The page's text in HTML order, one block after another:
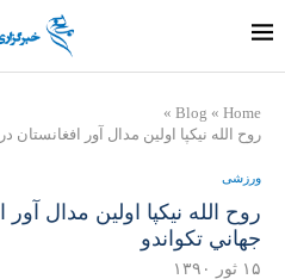
Home
»
Blog
»
روح الله نيكپا اولين مدال آور افغانستان
ورزشی
روح الله نيكپا اولين مدال
جهاني تكواندو
۱۵ ثور ۱۳۹۰